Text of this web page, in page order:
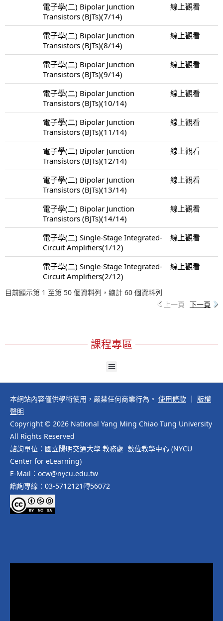
電子學(二) Bipolar Junction
Transistors (BJTs)(7/14)
線上觀看
電子學(二) Bipolar Junction
Transistors (BJTs)(8/14)
線上觀看
電子學(二) Bipolar Junction
Transistors (BJTs)(9/14)
線上觀看
電子學(二) Bipolar Junction
Transistors (BJTs)(10/14)
線上觀看
電子學(二) Bipolar Junction
Transistors (BJTs)(11/14)
線上觀看
電子學(二) Bipolar Junction
Transistors (BJTs)(12/14)
線上觀看
電子學(二) Bipolar Junction
Transistors (BJTs)(13/14)
線上觀看
電子學(二) Bipolar Junction
Transistors (BJTs)(14/14)
線上觀看
電子學(二) Single-Stage Integrated-
Circuit Amplifiers(1/12)
線上觀看
電子學(二) Single-Stage Integrated-
Circuit Amplifiers(2/12)
線上觀看
目前顯示第 1 至第 50 個資料列，總計 60 個資料列
上一頁 下一頁
課程專區
本網站內容僅供學術使用，嚴禁任何商業行為。 使用條款
版權
聲明
Copyright © 2026 National Yang Ming Chiao Tung University
All Rights Reserved
諮詢單位：國立陽明交通大學 教務處 數位教學中心 (NYCU
Center for eLearning)
E-Mail：ocw@nycu.edu.tw
諮詢專線：03-5712121轉56072